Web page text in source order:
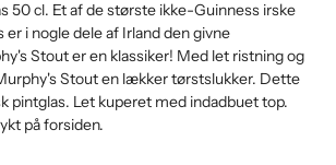
50 cl. Et af de største ikke-Guinness irske
er i nogle dele af Irland den givne
Stout er en klassiker! Med let ristning og
Stout en lækker tørstslukker. Dette
pintglas. Let kuperet med indadbuet top.
på forsiden.